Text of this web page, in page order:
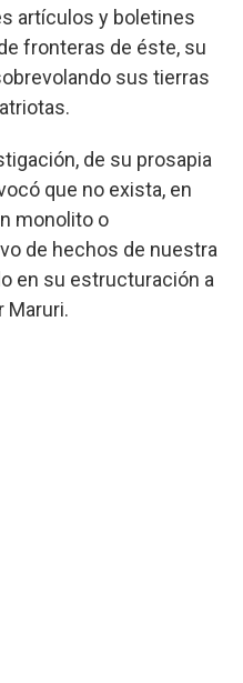
artículos y boletines
fronteras de éste, su
sus tierras
de su prosapia
que no exista, en
monolito o
de hechos de nuestra
en su estructuración a
Maruri.